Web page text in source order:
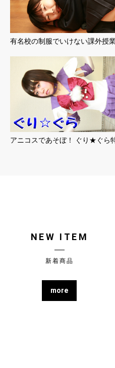
有名校の制服でいけない課外授
アニコスであそぼ！ ぐり★ぐら
NEW ITEM
新着商品
more